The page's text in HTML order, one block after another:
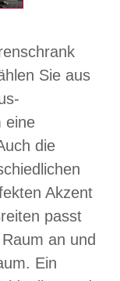
Sie aus
eine
die
Akzent
passt
an und
Ein